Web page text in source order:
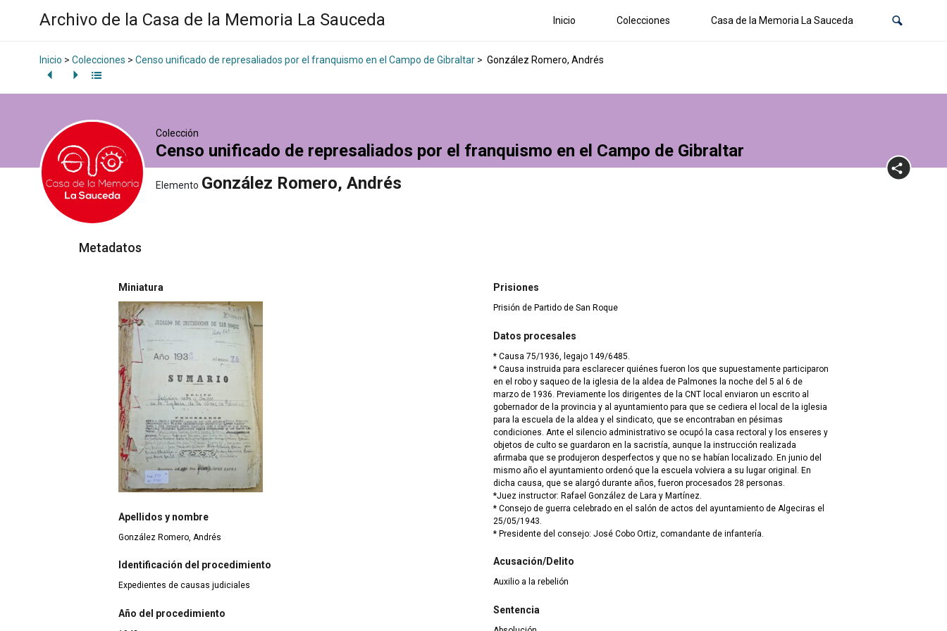
Archivo de la Casa de la Memoria La Sauceda Inicio Colecciones Casa de la Memoria La Sauceda
Inicio > Colecciones > Censo unificado de represaliados por el franquismo en el Campo de Gibraltar > González Romero, Andrés
Colección
Censo unificado de represaliados por el franquismo en el Campo de Gibraltar
Elemento González Romero, Andrés
Metadatos
Miniatura
Apellidos y nombre
González Romero, Andrés
Identificación del procedimiento
Expedientes de causas judiciales
Año del procedimiento
Prisiones
Prisión de Partido de San Roque
Datos procesales
* Causa 75/1936, legajo 149/6485.
* Causa instruida para esclarecer quiénes fueron los que supuestamente participaron
en el robo y saqueo de la iglesia de la aldea de Palmones la noche del 5 al 6 de
marzo de 1936. Previamente los dirigentes de la CNT local enviaron un escrito al
gobernador de la provincia y al ayuntamiento para que se cediera el local de la iglesia
para la escuela de la aldea y el sindicato, que se encontraban en pésimas
condiciones. Ante el silencio administrativo se ocupó la casa rectoral y los enseres y
objetos de culto se guardaron en la sacristía, aunque la instrucción realizada
afirmaba que se produjeron desperfectos y que no se habían localizado. En junio del
mismo año el ayuntamiento ordenó que la escuela volviera a su lugar original. En
dicha causa, que se alargó durante años, fueron procesados 28 personas.
*Juez instructor: Rafael González de Lara y Martínez.
* Consejo de guerra celebrado en el salón de actos del ayuntamiento de Algeciras el
25/05/1943.
* Presidente del consejo: José Cobo Ortiz, comandante de infantería.
Acusación/Delito
Auxilio a la rebelión
Sentencia